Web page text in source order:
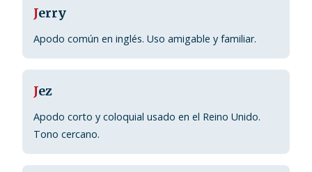
Jerry
Apodo común en inglés. Uso amigable y familiar.
Jez
Apodo corto y coloquial usado en el Reino Unido.
Tono cercano.